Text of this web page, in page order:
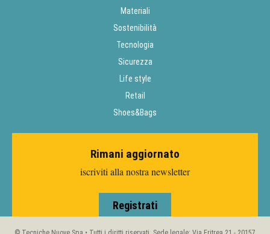
Materiali
Sostenibilità
Tecnologia
Sicurezza
Life style
Retail
Shoes&Bags
Rimani aggiornato
iscriviti alla nostra newsletter
Registrati